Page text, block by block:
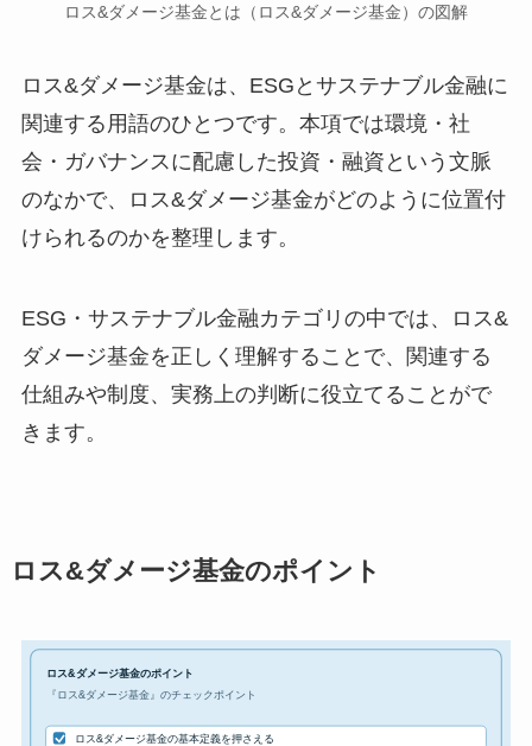
ロス&ダメージ基金とは（ロス&ダメージ基金）の図解
ロス&ダメージ基金は、ESGとサステナブル金融に
関連する用語のひとつです。本項では環境・社
会・ガバナンスに配慮した投資・融資という文脈
のなかで、ロス&ダメージ基金がどのように位置付
けられるのかを整理します。
ESG・サステナブル金融カテゴリの中では、ロス&
ダメージ基金を正しく理解することで、関連する
仕組みや制度、実務上の判断に役立てることがで
きます。
ロス&ダメージ基金のポイント
ロス&ダメージ基金のポイント
『ロス&ダメージ基金』のチェックポイント
ロス&ダメージ基金の基本定義を押さえる